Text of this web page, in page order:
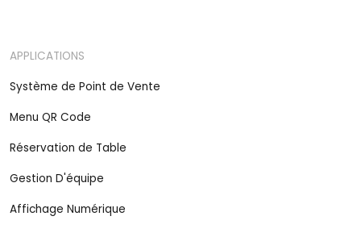
APPLICATIONS
Système de Point de Vente
Menu QR Code
Réservation de Table
Gestion D'équipe
Affichage Numérique